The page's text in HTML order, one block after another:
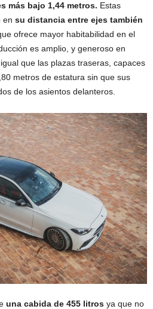
más bajo 1,44 metros. Estas
en su distancia entre ejes también
ofrece mayor habitabilidad en el
es amplio, y generoso en
que las plazas traseras, capaces
metros de estatura sin que sus
de los asientos delanteros.
una cabida de 455 litros ya que no